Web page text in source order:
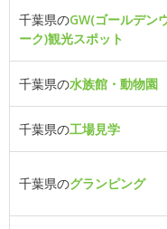
千葉県のGW(ゴールデン
ーク)観光スポット
千葉県の水族館・動物園
千葉県の工場見学
千葉県のグランピング